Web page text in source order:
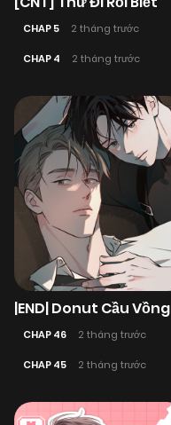
CHAP 5 2 tháng trước
CHAP 4 2 tháng trước
|END| Donut Cầu Vồng
CHAP 46 2 tháng trước
CHAP 45 2 tháng trước